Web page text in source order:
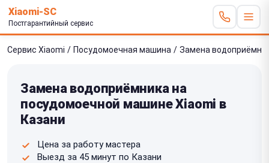
Xiaomi-SC
Постгарантийный сервис
Сервис Xiaomi / Посудомоечная машина / Замена
Замена водоприёмника на
посудомоечной машине Xiaomi в
Казани
Цена за работу мастера
Выезд за 45 минут по Казани